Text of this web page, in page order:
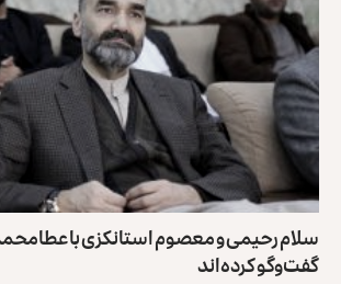
سلام رحیمی و معصوم استانکزی با
گفت‌وگو کرده‌اند